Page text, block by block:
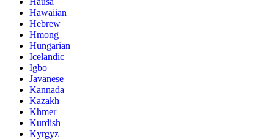
Hawaiian
Hebrew
Hmong
Hungarian
Icelandic
Igbo
Javanese
Kannada
Kazakh
Khmer
Kurdish
Kyrgyz